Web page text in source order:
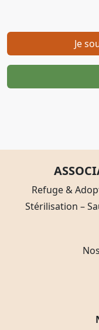
Je
Refuge &
Stérilisation –